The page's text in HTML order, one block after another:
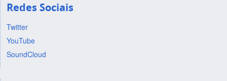
Redes Sociais
Twitter
YouTube
SoundCloud